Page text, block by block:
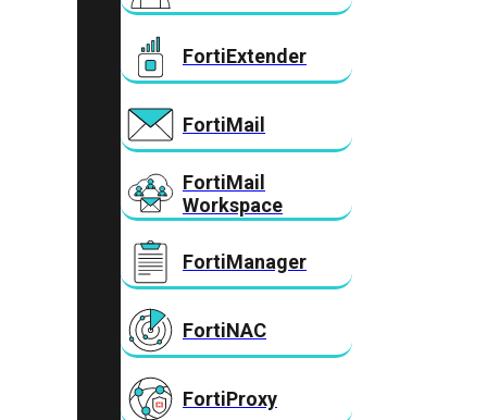
FortiExtender
FortiMail
FortiMail
Workspace
FortiManager
FortiNAC
FortiProxy